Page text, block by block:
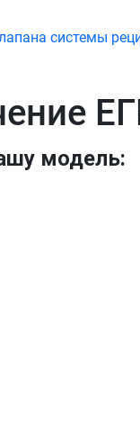
системы
модель: